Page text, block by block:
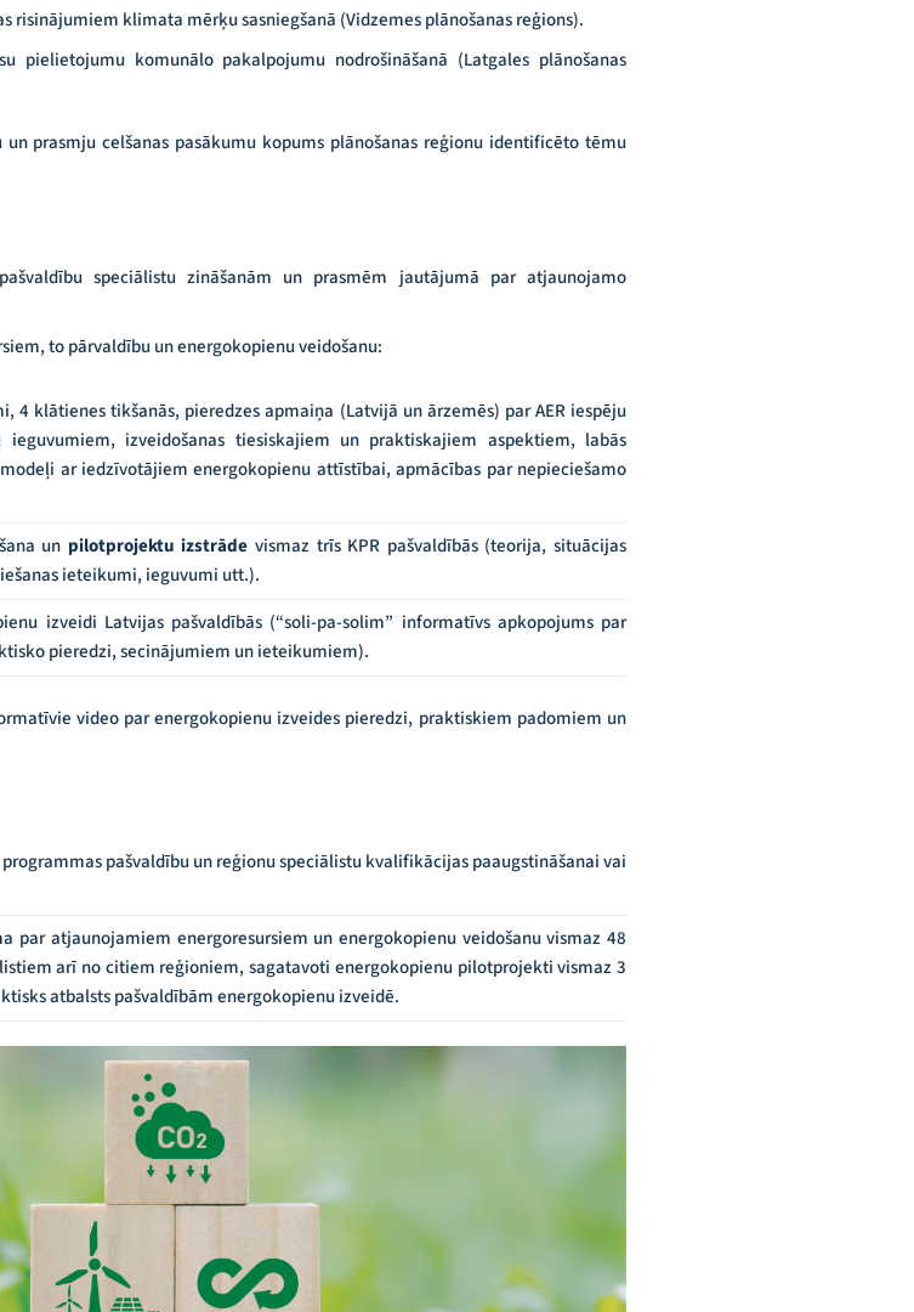
risinājumiem klimata mērķu sasniegšanā (Vidzemes plānošanas reģions).
pielietojumu komunālo pakalpojumu nodrošināšanā (Latgales plānošanas
prasmju celšanas pasākumu kopums plānošanas reģionu identificēto tēmu
speciālistu zināšanām un prasmēm jautājumā par atjaunojamo
to pārvaldību un energokopienu veidošanu:
4 klātienes tikšanās, pieredzes apmaiņa (Latvijā un ārzemēs) par AER iespēju
ieguvumiem, izveidošanas tiesiskajiem un praktiskajiem aspektiem, labās
ar iedzīvotājiem energokopienu attīstībai, apmācības par nepieciešamo
un pilotprojektu izstrāde vismaz trīs KPR pašvaldībās (teorija, situācijas
ieteikumi, ieguvumi utt.).
izveidi Latvijas pašvaldībās (“soli-pa-solim” informatīvs apkopojums par
pieredzi, secinājumiem un ieteikumiem).
video par energokopienu izveides pieredzi, praktiskiem padomiem un
pašvaldību un reģionu speciālistu kvalifikācijas paaugstināšanai vai
par atjaunojamiem energoresursiem un energokopienu veidošanu vismaz 48
arī no citiem reģioniem, sagatavoti energokopienu pilotprojekti vismaz 3
atbalsts pašvaldībām energokopienu izveidē.